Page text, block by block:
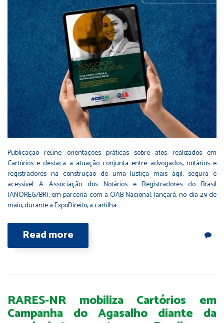
Publicação reúne orientações práticas sobre atos realizados em
Cartórios e destaca a atuação conjunta entre advogados, notários e
registradores na construção de uma Justiça mais ágil, segura e
acessível A Associação dos Notários e Registradores do Brasil
(ANOREG/BR), em parceria com a OAB Nacional, lançará, no dia 29 de
maio, durante a ExpoDireito, a cartilha…
Read more
RARES-NR mobiliza Cartórios em
Campanha do Agasalho diante da